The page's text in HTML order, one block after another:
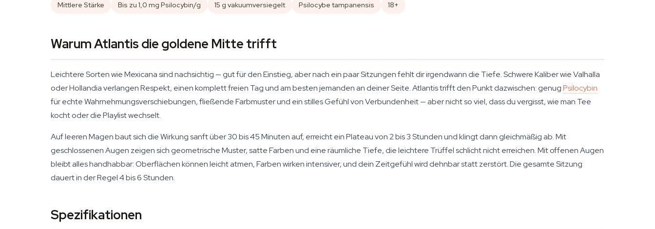
Mittlere Stärke Bis zu 1,0 mg Psilocybin/g 15 g vakuumversiegelt Psilocybe tampanensis 18+
Warum Atlantis die goldene Mitte trifft
Leichtere Sorten wie Mexicana sind nachsichtig — gut für den Einstieg, aber nach ein paar Sitzungen fehlt dir irgendwann die Tiefe. Schwere Kaliber wie Valhalla
oder Hollandia verlangen Respekt, einen komplett freien Tag und am besten jemanden an deiner Seite. Atlantis trifft den Punkt dazwischen: genugPsilocybin
für echte Wahrnehmungsverschiebungen, fließende Farbmuster und ein stilles Gefühl von Verbundenheit — aber nicht so viel, dass du vergisst, wie man Tee
kocht oder die Playlist wechselt.
Auf leeren Magen baut sich die Wirkung sanft über 30 bis 45 Minuten auf, erreicht ein Plateau von 2 bis 3 Stunden und klingt dann gleichmäßig ab. Mit
geschlossenen Augen zeigen sich geometrische Muster, satte Farben und eine räumliche Tiefe, die leichtere Trüffel schlicht nicht erreichen. Mit offenen Augen
bleibt alles handhabbar: Oberflächen können leicht atmen, Farben wirken intensiver, und dein Zeitgefühl wird dehnbar statt zerstört. Die gesamte Sitzung
dauert in der Regel 4 bis 6 Stunden.
Spezifikationen